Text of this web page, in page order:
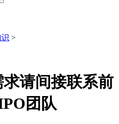
>
请间接联系前
团队